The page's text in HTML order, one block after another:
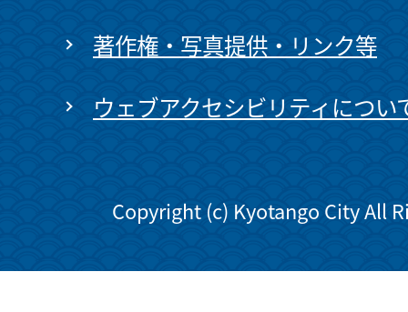
著作権・写真提供・リンク等
ウェブアクセシビリティについ
Copyright (c) Kyotango City All